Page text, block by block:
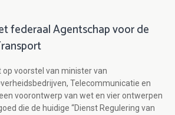
federaal Agentschap voor de
voorstel van minister van
Telecommunicatie en
voorontwerp van wet en vier ontwerpen
die de huidige “Dienst Regulering van